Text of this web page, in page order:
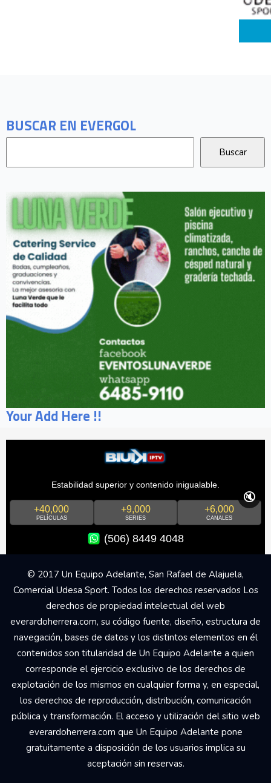
BUSCAR EN EVERGOL
Your Add Here !!
Estabilidad superior y contenido inigualable.
+40,000
PELÍCULAS
+9,000
SERIES
+6,000
CANALES
(506) 8449 4048
🔇
© 2017 Un Equipo Adelante, San Rafael de Alajuela,
Comercial Udesa Sport. Todos los derechos reservados Los
derechos de propiedad intelectual del web
everardoherrera.com, su código fuente, diseño, estructura de
navegación, bases de datos y los distintos elementos en él
contenidos son titularidad de Un Equipo Adelante a quien
corresponde el ejercicio exclusivo de los derechos de
explotación de los mismos en cualquier forma y, en especial,
los derechos de reproducción, distribución, comunicación
pública y transformación. El acceso y utilización del sitio web
everardoherrera.com que Un Equipo Adelante pone
gratuitamente a disposición de los usuarios implica su
aceptación sin reservas.